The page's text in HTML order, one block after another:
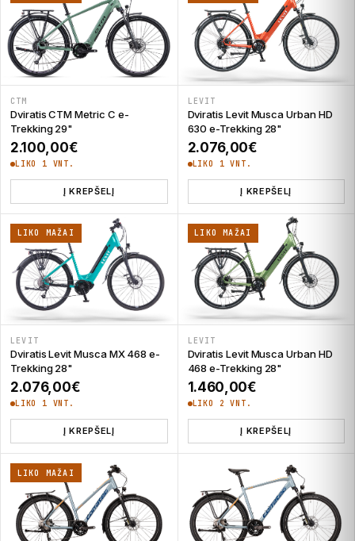
CTM
Dviratis CTM Metric C e-
Trekking 29"
2.100,00€
LIKO 1 VNT.
Į KREPŠELĮ
LEVIT
Dviratis Levit Musca Urban HD
630 e-Trekking 28"
2.076,00€
LIKO 1 VNT.
Į KREPŠELĮ
LIKO MAŽAI
LEVIT
Dviratis Levit Musca MX 468 e-
Trekking 28"
2.076,00€
LIKO 1 VNT.
Į KREPŠELĮ
LIKO MAŽAI
LEVIT
Dviratis Levit Musca Urban HD
468 e-Trekking 28"
1.460,00€
LIKO 2 VNT.
Į KREPŠELĮ
LIKO MAŽAI